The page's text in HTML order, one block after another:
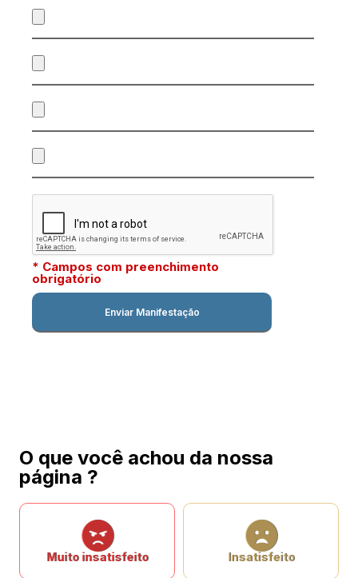
* Campos com preenchimento
obrigatório
O que você achou da nossa
página ?
Muito insatisfeito Insatisfeito